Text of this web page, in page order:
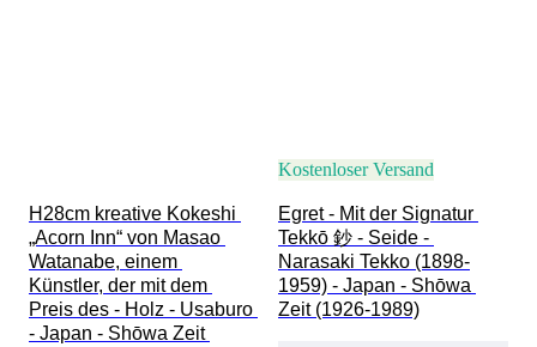
H28cm kreative Kokeshi
„Acorn Inn“ von Masao
Watanabe, einem
Künstler, der mit dem
Preis des - Holz - Usaburo
- Japan - Shōwa Zeit
Kostenloser Versand
Egret - Mit der Signatur
Tekkō 鈔 - Seide -
Narasaki Tekko (1898-
1959) - Japan - Shōwa
Zeit (1926-1989)